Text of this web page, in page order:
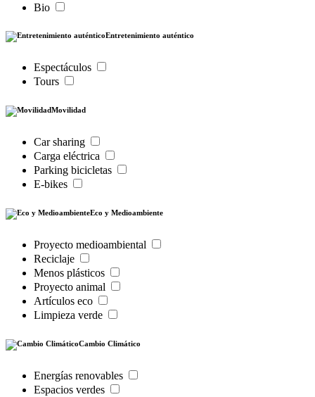
Bio
Entretenimiento auténtico
Espectáculos
Tours
Movilidad
Car sharing
Carga eléctrica
Parking bicicletas
E-bikes
Eco y Medioambiente
Proyecto medioambiental
Reciclaje
Menos plásticos
Proyecto animal
Artículos eco
Limpieza verde
Cambio Climático
Energías renovables
Espacios verdes